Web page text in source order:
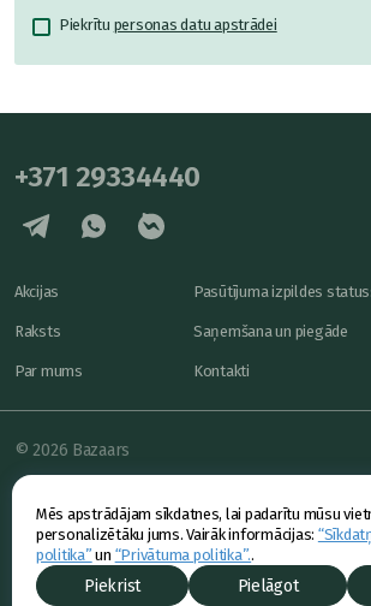
Mēs apstrādājam sīkdatnes, lai padarītu mūsu
personalizētāku jums. Vairāk informācijas:
politika” un “Privātuma politika”..
Piekrist Pielāgot
Piekrītu personas datu apstrādei
+371 29334440
Akcijas
Raksts
Par mums
Pasūtījuma izpildes
Saņemšana un piegāde
Kontakti
© 2026 Bazaars
Konfidencialitāte
Piedāvājums